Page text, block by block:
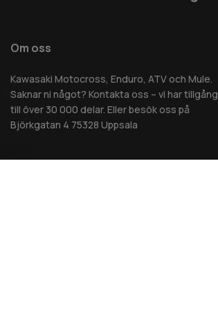
Om oss
Kawasaki Motocross, Enduro, ATV och Mule.
Saknar ni något? Kontakta oss – vi har tillgång
till över 30 000 delar. Eller besök oss på
Björkgatan 4 75328 Uppsala